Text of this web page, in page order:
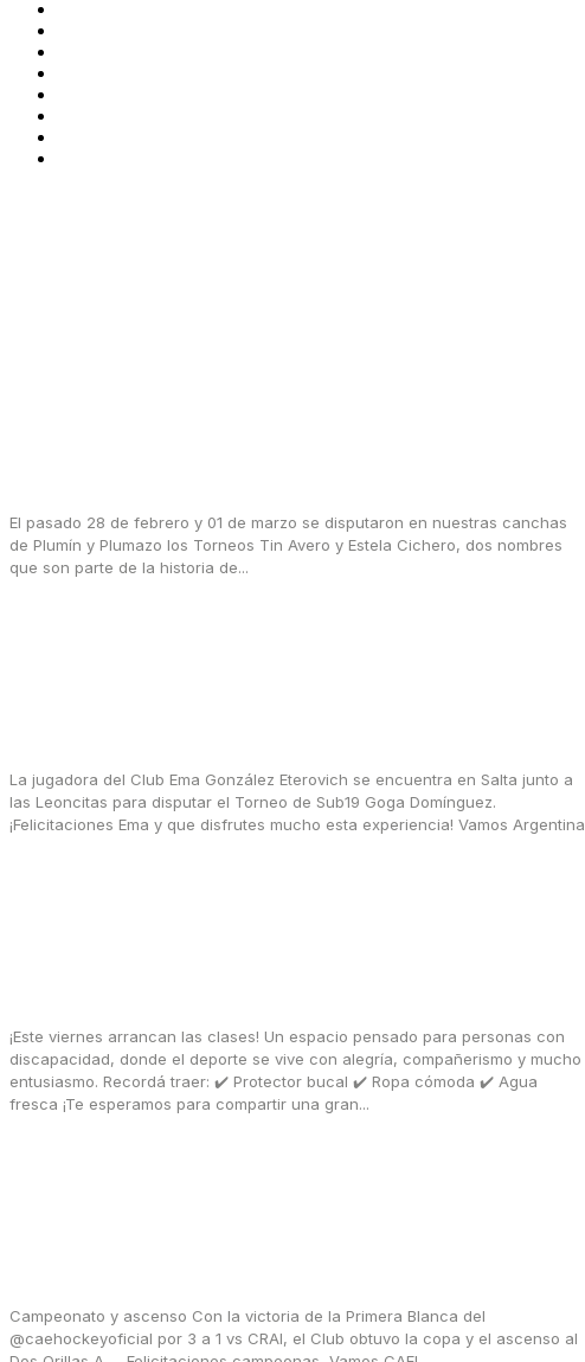
El pasado 28 de febrero y 01 de marzo se disputaron en nuestras canchas
de Plumín y Plumazo los Torneos Tin Avero y Estela Cichero, dos nombres
que son parte de la historia de...
La jugadora del Club Ema González Eterovich se encuentra en Salta junto a
las Leoncitas para disputar el Torneo de Sub19 Goga Domínguez.
¡Felicitaciones Ema y que disfrutes mucho esta experiencia! Vamos Argentina
¡Este viernes arrancan las clases! Un espacio pensado para personas con
discapacidad, donde el deporte se vive con alegría, compañerismo y mucho
entusiasmo. Recordá traer: ✔️ Protector bucal ✔️ Ropa cómoda ✔️ Agua
fresca ¡Te esperamos para compartir una gran...
Campeonato y ascenso Con la victoria de la Primera Blanca del
@caehockeyoficial por 3 a 1 vs CRAI, el Club obtuvo la copa y el ascenso al